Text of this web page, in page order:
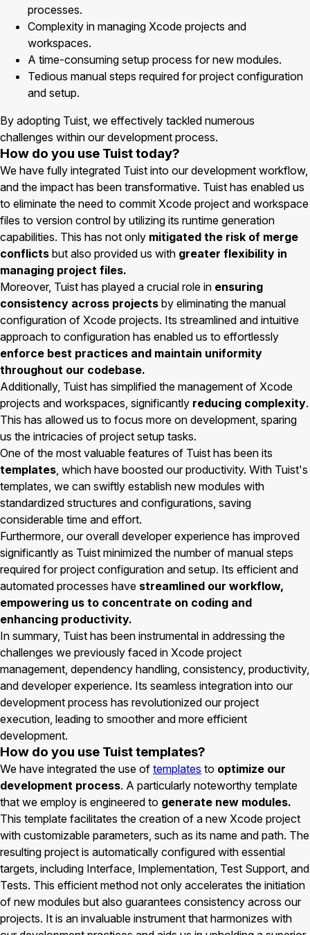
processes.
Complexity in managing Xcode projects and
workspaces.
A time-consuming setup process for new modules.
Tedious manual steps required for project configuration
and setup.
By adopting Tuist, we effectively tackled numerous
challenges within our development process.
How do you use Tuist today?
We have fully integrated Tuist into our development workflow,
and the impact has been transformative. Tuist has enabled us
to eliminate the need to commit Xcode project and workspace
files to version control by utilizing its runtime generation
capabilities. This has not only mitigated the risk of merge
conflicts but also provided us with greater flexibility in
managing project files.
Moreover, Tuist has played a crucial role in ensuring
consistency across projects by eliminating the manual
configuration of Xcode projects. Its streamlined and intuitive
approach to configuration has enabled us to effortlessly
enforce best practices and maintain uniformity
throughout our codebase.
Additionally, Tuist has simplified the management of Xcode
projects and workspaces, significantly reducing complexity.
This has allowed us to focus more on development, sparing
us the intricacies of project setup tasks.
One of the most valuable features of Tuist has been its
templates , which have boosted our productivity. With Tuist's
templates, we can swiftly establish new modules with
standardized structures and configurations, saving
considerable time and effort.
Furthermore, our overall developer experience has improved
significantly as Tuist minimized the number of manual steps
required for project configuration and setup. Its efficient and
automated processes have streamlined our workflow,
empowering us to concentrate on coding and
enhancing productivity.
In summary, Tuist has been instrumental in addressing the
challenges we previously faced in Xcode project
management, dependency handling, consistency, productivity,
and developer experience. Its seamless integration into our
development process has revolutionized our project
execution, leading to smoother and more efficient
development.
How do you use Tuist templates?
We have integrated the use of templates to optimize our
development process. A particularly noteworthy template
that we employ is engineered to generate new modules.
This template facilitates the creation of a new Xcode project
with customizable parameters, such as its name and path. The
resulting project is automatically configured with essential
targets, including Interface, Implementation, Test Support, and
Tests. This efficient method not only accelerates the initiation
of new modules but also guarantees consistency across our
projects. It is an invaluable instrument that harmonizes with